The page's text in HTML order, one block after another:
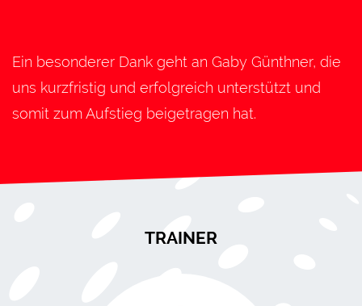
Ein besonderer Dank geht an Gaby Günthner, die
uns kurzfristig und erfolgreich unterstützt und
somit zum Aufstieg beigetragen hat.
TRAINER